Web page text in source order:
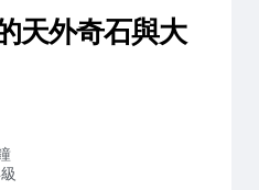
天外奇石與大